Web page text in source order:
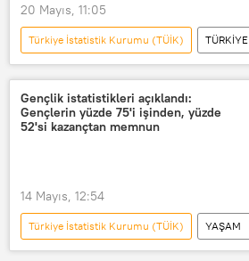
20 Mayıs, 11:05
Türkiye İstatistik Kurumu (TÜİK)
TÜRKİYE
TÜİK
güvenlik kamerası
Ankara
Türkiye
Gençlik istatistikleri açıklandı:
Gençlerin yüzde 75'i işinden, yüzde
52'si kazançtan memnun
14 Mayıs, 12:54
Türkiye İstatistik Kurumu (TÜİK)
YAŞAM
TÜİK
Genç
genç